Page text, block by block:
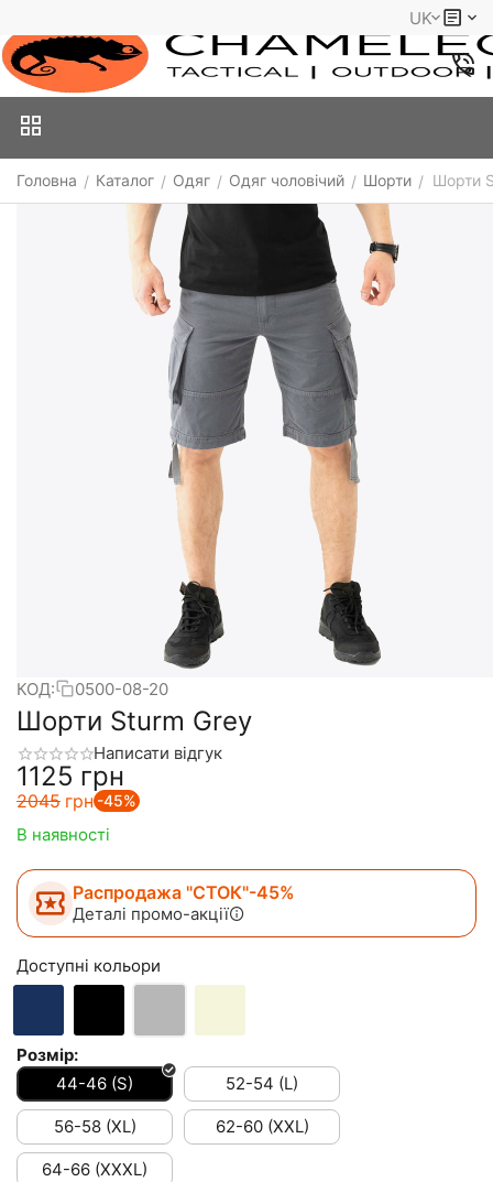
UK
Головна / Каталог / Одяг / Одяг чоловічий / Шорти / Шорти
КОД: 0500-08-20
Шорти Sturm Grey
Написати відгук
‍1125‍ грн
‍2045‍ грн -45%
В наявності
Распродажа "СТОК"-45%
Деталі промо-акції
Доступні кольори
Розмір:
44-46 (S)
52-54 (L)
56-58 (XL) 62-60 (XXL)
64-66 (XXXL)